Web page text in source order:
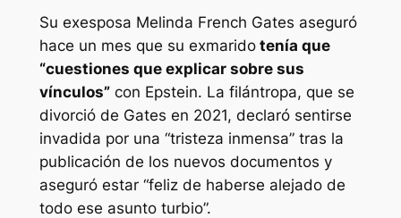
Su exesposa Melinda French Gates aseguró
hace un mes que su exmaridotenía que
“cuestiones que explicar sobre sus
vínculos”con Epstein. La filántropa, que se
divorció de Gates en 2021, declaró sentirse
invadida por una “tristeza inmensa” tras la
publicación de los nuevos documentos y
aseguró estar “feliz de haberse alejado de
todo ese asunto turbio”.